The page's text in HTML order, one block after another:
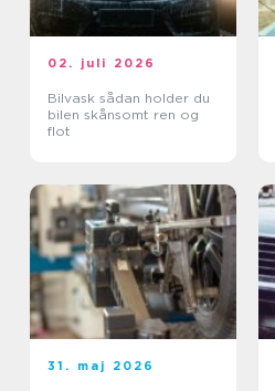
02. juli 2026
Bilvask sådan holder du
bilen skånsomt ren og
flot
31. maj 2026